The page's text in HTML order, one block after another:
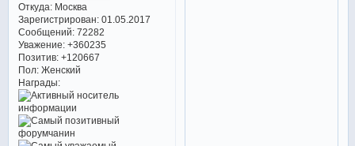
Откуда:Москва
Зарегистрирован: 01.05.2017
Сообщений:72282
Уважение: +360235
Позитив: +120667
Пол:Женский
Награды: